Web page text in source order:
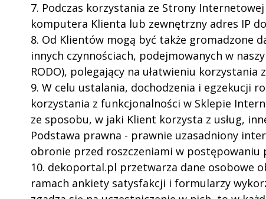
7. Podczas korzystania ze Strony
komputera Klienta lub zewnętrzny adres IP
8. Od Klientów mogą być także gromadzone
innych czynnościach, podejmowanych w
RODO), polegający na ułatwieniu
9. W celu ustalania, dochodzenia i egzekucji
korzystania z funkcjonalności w Sklepie
ze sposobu, w jaki Klient korzysta z usług,
Podstawa prawna - prawnie uzasadniony
obronie przed roszczeniami w
10. dekoportal.pl przetwarza dane osobowe
ramach ankiety satysfakcji i formularzy